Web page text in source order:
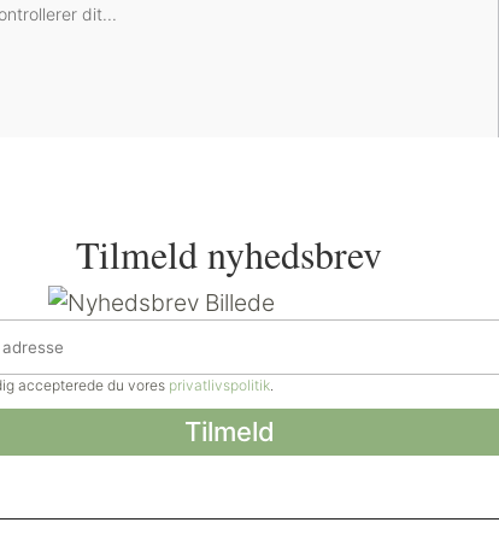
dit...
Tilmeld nyhedsbrev
accepterede du vores privatlivspolitik